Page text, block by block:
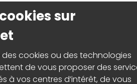
sur
des cookies ou des technologies
de vous proposer des
à vos centres d’intérêt, de vous